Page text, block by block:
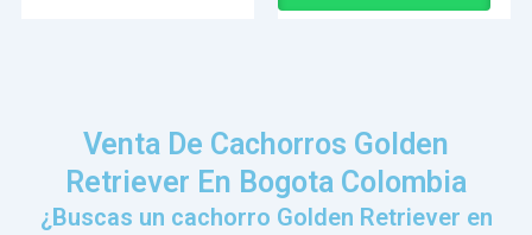
Venta De Cachorros Golden
Retriever En Bogota Colombia
¿Buscas un cachorro Golden Retriever en